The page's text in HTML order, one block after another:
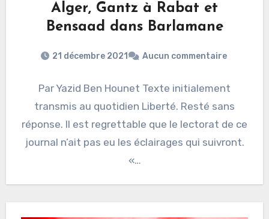
Alger, Gantz à Rabat et
Bensaad dans Barlamane
21 décembre 2021 Aucun commentaire
Par Yazid Ben Hounet Texte initialement
transmis au quotidien Liberté. Resté sans
réponse. Il est regrettable que le lectorat de ce
journal n’ait pas eu les éclairages qui suivront.
«…